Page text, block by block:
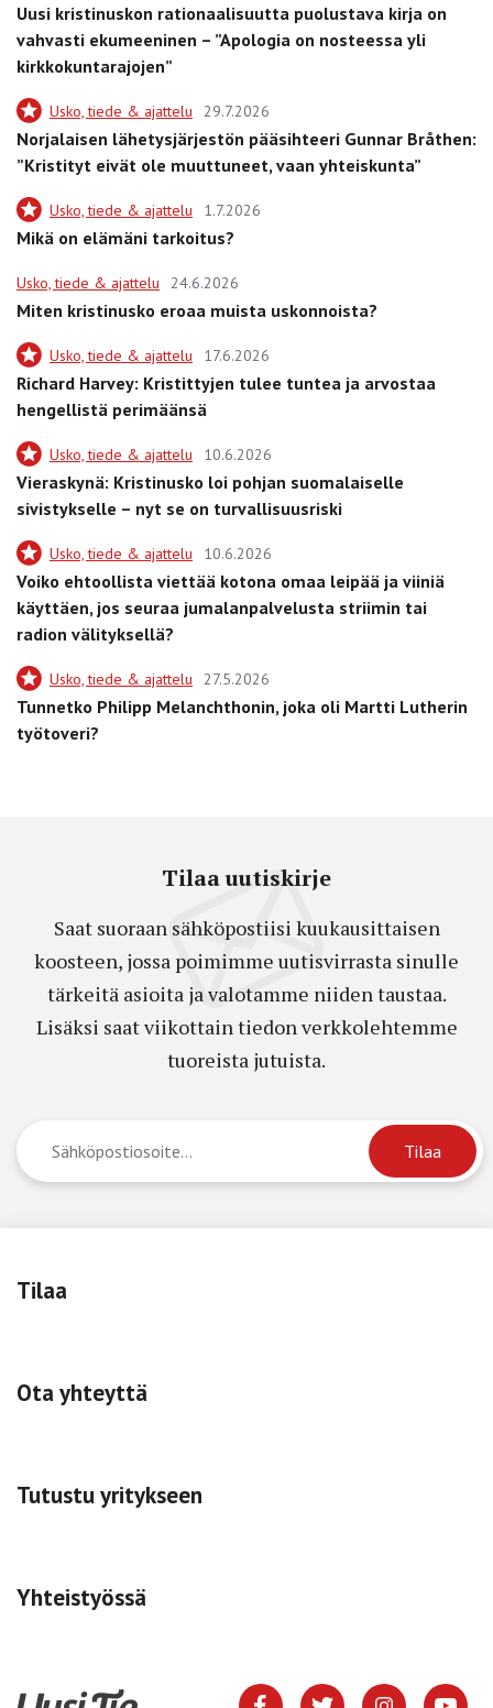
Uusi kristinuskon rationaalisuutta puolustava kirja on
vahvasti ekumeeninen – ”Apologia on nosteessa yli
kirkkokuntarajojen”
Usko, tiede & ajattelu 29.7.2026
Norjalaisen lähetysjärjestön pääsihteeri Gunnar Bråthen:
”Kristityt eivät ole muuttuneet, vaan yhteiskunta”
Usko, tiede & ajattelu 1.7.2026
Mikä on elämäni tarkoitus?
Usko, tiede & ajattelu 24.6.2026
Miten kristinusko eroaa muista uskonnoista?
Usko, tiede & ajattelu 17.6.2026
Richard Harvey: Kristittyjen tulee tuntea ja arvostaa
hengellistä perimäänsä
Usko, tiede & ajattelu 10.6.2026
Vieraskynä: Kristinusko loi pohjan suomalaiselle
sivistykselle – nyt se on turvallisuusriski
Usko, tiede & ajattelu 10.6.2026
Voiko ehtoollista viettää kotona omaa leipää ja viiniä
käyttäen, jos seuraa jumalanpalvelusta striimin tai
radion välityksellä?
Usko, tiede & ajattelu 27.5.2026
Tunnetko Philipp Melanchthonin, joka oli Martti Lutherin
työtoveri?
Tilaa uutiskirje
Saat suoraan sähköpostiisi kuukausittaisen
koosteen, jossa poimimme uutisvirrasta sinulle
tärkeitä asioita ja valotamme niiden taustaa.
Lisäksi saat viikottain tiedon verkkolehtemme
tuoreista jutuista.
Tilaa
Ota yhteyttä
Tutustu yritykseen
Yhteistyössä